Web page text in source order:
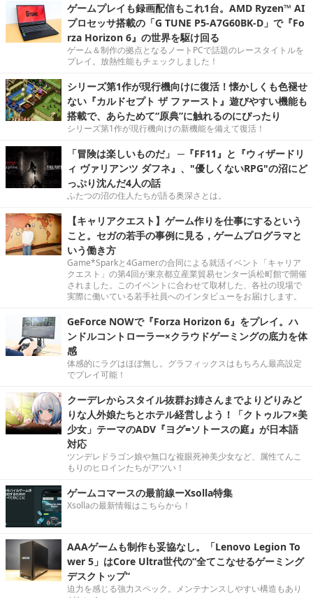
ゲームプレイも録画配信もこれ1台。AMD Ryzen™ AI
プロセッサ搭載の「G TUNE P5-A7G60BK-D」で『Fo
rza Horizon 6』の世界を駆け回る
ゲーム＆制作の拠点となるノートPCで話題のレースタイトルを
プレイ。放熱性能もチェックしました！
シリーズ第1作が現行機向けに復活！懐かしくも色褪せ
ない『カルドセプト ザ ファースト』遊びやすい機能も
搭載で、あらためて“原典”に触れるのにぴったり
シリーズ第1作が現行機向けの新機能を備えて復活！
「冒険は楽しいものだ」 ─『FF11』と『ウィザードリ
ィ ヴァリアンツ ダフネ』、"優しくないRPG"の沼にど
っぷり沈んだ4人の話
ふたつの沼の住人たちが語る奥深さとは。
【キャリアクエスト】ゲーム作りを仕事にするという
こと。セガの若手の事例に見る，ゲームプログラマと
いう働き方
Game*Sparkと4Gamerの合同による就活イベント「キャリア
クエスト」の第4回が東京都立産業貿易センター浜松町館で開催
されました。このイベントに合わせて取材した、各社の現場で
実際に働いている若手社員へのインタビューをお届けします。
GeForce NOWで『Forza Horizon 6』をプレイ。ハ
ンドルコントローラー×クラウドゲーミングの底力を体
感
体感的にラグはほぼ無し。グラフィックスはもちろん最高設定
でプレイ可能！
クーデレからスタイル抜群お姉さんまでよりどりみど
りな人外娘たちとホテル経営しよう！「クトゥルフ×美
少女」テーマのADV『ヨグ=ソトースの庭』が日本語
対応
ツンデレドラゴン娘や無口な複眼死神美少女など、属性てんこ
もりのヒロインたちがアツい！
ゲームコマースの最前線ーXsolla特集
Xsollaの最新情報はこちらから！
AAAゲームも制作も妥協なし。「Lenovo Legion To
wer 5」はCore Ultra世代の“全てこなせるゲーミング
デスクトップ”
迫力を感じる強力スペック。メンテナンスしやすい構造もあり